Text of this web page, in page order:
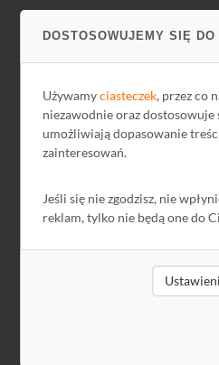
DOSTOSOWUJEMY SIĘ
Używamyciasteczek, przez co
niezawodnie oraz dostosowuje
umożliwiają dopasowanie
zainteresowań.
Jeśli się nie zgodzisz, nie
reklam, tylko nie będą one do
802.3af/at) Budżet mocy: 35 W